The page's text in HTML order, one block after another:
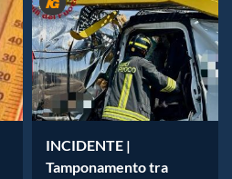
INCIDENTE |
Tamponamento tra